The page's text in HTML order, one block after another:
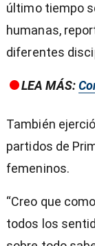
último tiempo
humanas,
diferentes
LEA MÁS:
También
partidos de
femeninos.
“Creo que
todos los